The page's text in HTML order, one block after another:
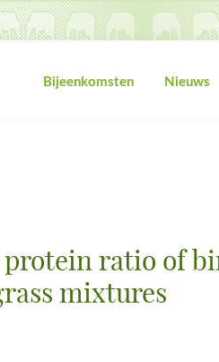
Bijeenkomsten Nieuws
protein ratio of
mixtures